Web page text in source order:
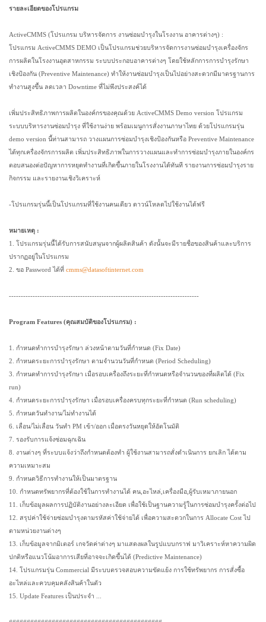
รายละเอียดของโปรแกรม
ActiveCMMS (โปรแกรม บริหารจัดการ งานซ่อมบำรุงในโรงงาน อาคารต่างๆ) :
โปรแกรม ActiveCMMS DEMO เป็นโปรแกรมช่วยบริหารจัดการงานซ่อมบำรุงเครื่องจักร
การผลิตในโรงงานอุตสาหกรรม ระบบประกอบอาคารต่างๆ โดยใช้หลักการการบำรุงรักษา
เชิงป้องกัน (Preventive Maintenance) ทำให้งานซ่อมบำรุงเป็นไปอย่างสะดวกมีมาตรฐานการ
ทำงานสูงขึ้น ลดเวลา Downtime ที่ไม่พึงประสงค์ได้
เพิ่มประสิทธิภาพการผลิตในองค์กรของคุณด้วย ActiveCMMS Demo version โปรแกรม
ระบบบริหารงานซ่อมบำรุง ที่ใช้งานง่าย พร้อมเมนูการสั่งงานภาษาไทย ด้วยโปรแกรมรุ่น
demo version นี้ท่านสามารถ วางแผนการซ่อมบำรุงเชิงป้องกันหรือ Preventive Maintenance
ได้ทุกเครื่องจักรการผลิต เพิ่มประสิทธิภาพในการวางแผนและทำการซ่อมบำรุงภายในองค์กร
ตอบสนองต่อปัญหาการหยุดทำงานที่เกิดขึ้นภายในโรงงานได้ทันที รายงานการซ่อมบำรุงราย
กิจกรรม และรายงานเชิงวิเคราะห์
-โปรแกรมรุ่นนี้เป็นโปรแกรมที่ใช้งานคนเดียว ดาวน์โหลดไปใช้งานได้ฟรี
หมายเหตุ :
1. โปรแกรมรุ่นนี้ได้รับการสนับสนุนจากผู้ผลิตสินค้า ดังนั้นจะมีรายชื่อของสินค้าและบริการ
ปรากฏอยู่ในโปรแกรม
2. ขอ Password ได้ที่ cmms@datasoftinternet.com
--------------------------------------------------------------------------------
Program Features (คุณสมบัติของโปรแกรม) :
1. กำหนดทำการบำรุงรักษา ล่วงหน้าตามวันที่กำหนด (Fix Date)
2. กำหนดระยะการบำรุงรักษา ตามจำนวนวันที่กำหนด (Period Scheduling)
3. กำหนดทำการบำรุงรักษา เมื่อรอบเครื่องถึงระยะที่กำหนดหรือจำนวนของที่ผลิตได้ (Fix
run)
4. กำหนดระยะการบำรุงรักษา เมื่อรอบเครื่องครบทุกระยะที่กำหนด (Run scheduling)
5. กำหนดวันทำงาน/ไม่ทำงานได้
6. เลื่อน/ไม่เลื่อน วันทำ PM เข้า/ออก เมื่อตรงวันหยุดให้อัตโนมัติ
7. รองรับการแจ้งซ่อมฉุกเฉิน
8. งานต่างๆ ที่ระบบแจ้งว่าถึงกำหนดต้องทำ ผู้ใช้งานสามารถสั่งดำเนินการ ยกเลิก ได้ตาม
ความเหมาะสม
9. กำหนดวิธีการทำงานให้เป็นมาตรฐาน
10. กำหนดทรัพยากรที่ต้องใช้ในการทำงานได้ คน,อะไหล่,เครื่องมือ,ผู้รับเหมาภายนอก
11. เก็บข้อมูลผลการปฏิบัติงานอย่างละเอียด เพื่อใช้เป็นฐานความรู้ในการซ่อมบำรุงครั้งต่อไป
12. สรุปค่าใช้จ่ายซ่อมบำรุงตามรหัสค่าใช้จ่ายได้ เพื่อความสะดวกในการ Allocate Cost ไป
ตามหน่วยงานต่างๆ
13. เก็บข้อมูลจากมิเตอร์ เกจวัดค่าต่างๆ มาแสดงผลในรูปแบบกราฟ มาวิเคราะห์หาความผิด
ปกติหรือแนวโน้มอาการเสียที่อาจจะเกิดขึ้นได้ (Predictive Maintenance)
14. โปรแกรมรุ่น Commercial มีระบบตรวจสอบความขัดแย้ง การใช้ทรัพยากร การสั่งซื้อ
อะไหล่และควบคุมคลังสินค้าในตัว
15. Update Features เป็นประจำ ...